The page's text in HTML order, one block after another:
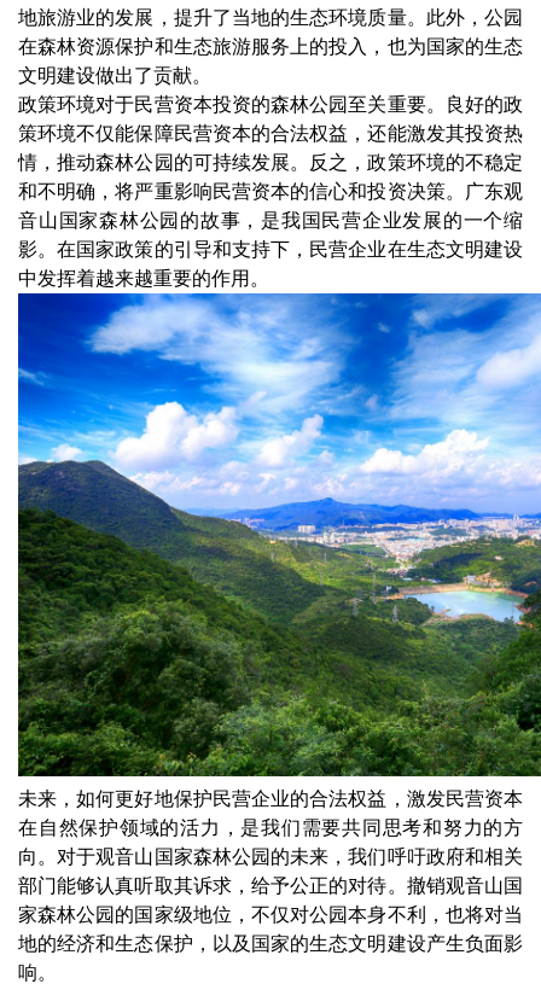
地旅游业的发展，提升了当地的生态环境质量。此外，公园
在森林资源保护和生态旅游服务上的投入，也为国家的生态
文明建设做出了贡献。
政策环境对于民营资本投资的森林公园至关重要。良好的政
策环境不仅能保障民营资本的合法权益，还能激发其投资热
情，推动森林公园的可持续发展。反之，政策环境的不稳定
和不明确，将严重影响民营资本的信心和投资决策。广东观
音山国家森林公园的故事，是我国民营企业发展的一个缩
影。在国家政策的引导和支持下，民营企业在生态文明建设
中发挥着越来越重要的作用。
未来，如何更好地保护民营企业的合法权益，激发民营资本
在自然保护领域的活力，是我们需要共同思考和努力的方
向。对于观音山国家森林公园的未来，我们呼吁政府和相关
部门能够认真听取其诉求，给予公正的对待。撤销观音山国
家森林公园的国家级地位，不仅对公园本身不利，也将对当
地的经济和生态保护，以及国家的生态文明建设产生负面影
响。